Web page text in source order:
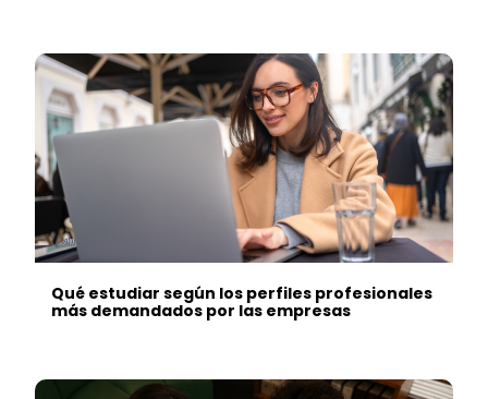
Qué estudiar según los perfiles profesionales
más demandados por las empresas